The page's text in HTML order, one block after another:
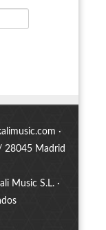
·
28045 Madrid
Music S.L. ·